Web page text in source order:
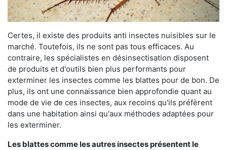
Certes, il existe des produits anti insectes nuisibles sur le
marché. Toutefois, ils ne sont pas tous efficaces. Au
contraire, les spécialistes en désinsectisation disposent
de produits et d'outils bien plus performants pour
exterminer les insectes comme les blattes pour de bon. De
plus, ils ont une connaissance bien approfondie quant au
mode de vie de ces insectes, aux recoins qu'ils préfèrent
dans une habitation ainsi qu'aux méthodes adaptées pour
les exterminer.
Les blattes comme les autres insectes présentent le